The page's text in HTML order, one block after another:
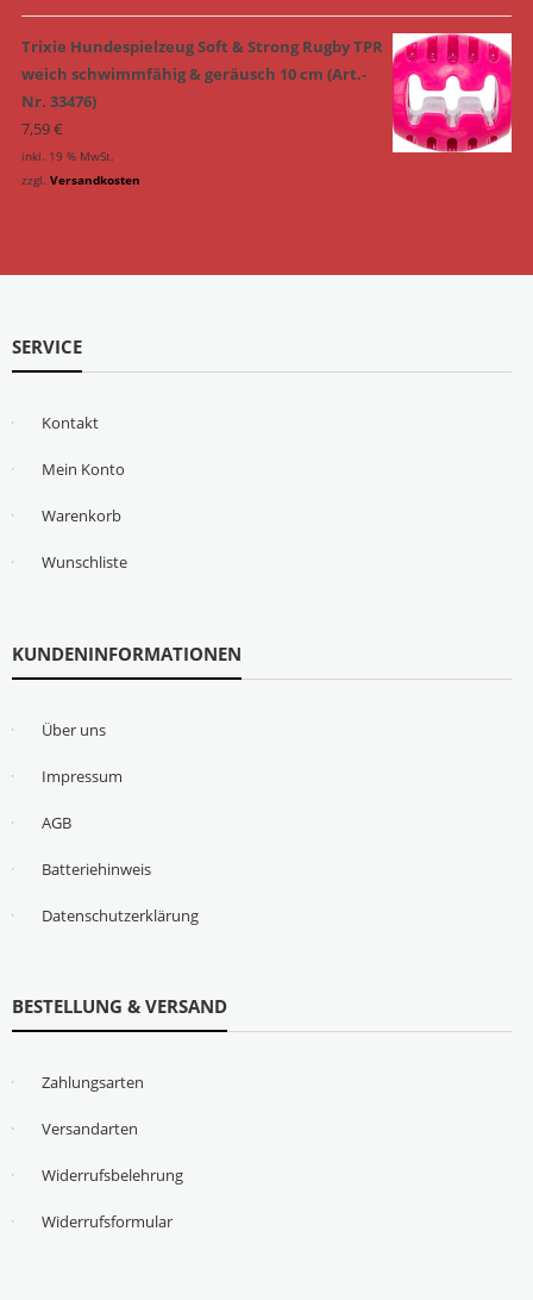
Trixie Hundespielzeug Soft & Strong Rugby TPR
weich schwimmfähig & geräusch 10 cm (Art.-
Nr. 33476)
7,59€
inkl. 19 % MwSt.
zzgl. Versandkosten
SERVICE
Kontakt
Mein Konto
Warenkorb
Wunschliste
KUNDENINFORMATIONEN
Über uns
Impressum
AGB
Batteriehinweis
Datenschutzerklärung
BESTELLUNG & VERSAND
Zahlungsarten
Versandarten
Widerrufsbelehrung
Widerrufsformular